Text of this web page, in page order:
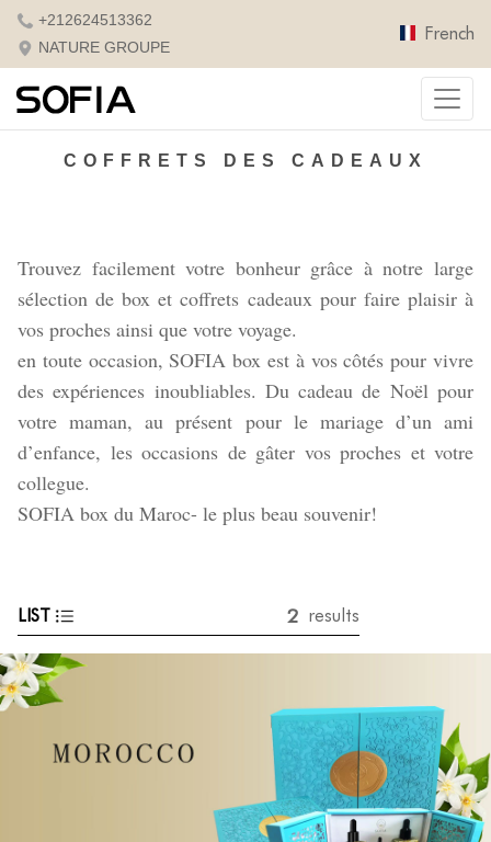
+212624513362
NATURE GROUPE
French
COFFRETS DES CADEAUX
Trouvez facilement votre bonheur grâce à notre large
sélection de box et coffrets cadeaux pour faire plaisir à
vos proches ainsi que votre voyage.
en toute occasion, SOFIA box est à vos côtés pour vivre
des expériences inoubliables. Du cadeau de Noël pour
votre maman, au présent pour le mariage d’un ami
d’enfance, les occasions de gâter vos proches et votre
collegue.
SOFIA box du Maroc- le plus beau souvenir!
LIST 2 results